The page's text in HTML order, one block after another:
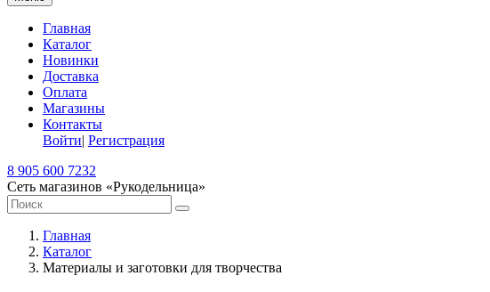
Главная
Каталог
Новинки
Доставка
Оплата
Магазины
Контакты
Войти| Регистрация
8 905 600 7232
Сеть магазинов «Рукодельница»
Главная
Каталог
Материалы и заготовки для творчества